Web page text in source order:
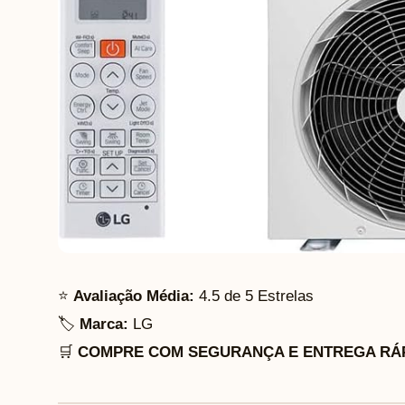
⭐ Avaliação Média: 4.5 de 5 Estrelas
🏷️ Marca: LG
🛒 COMPRE COM SEGURANÇA E ENTREGA